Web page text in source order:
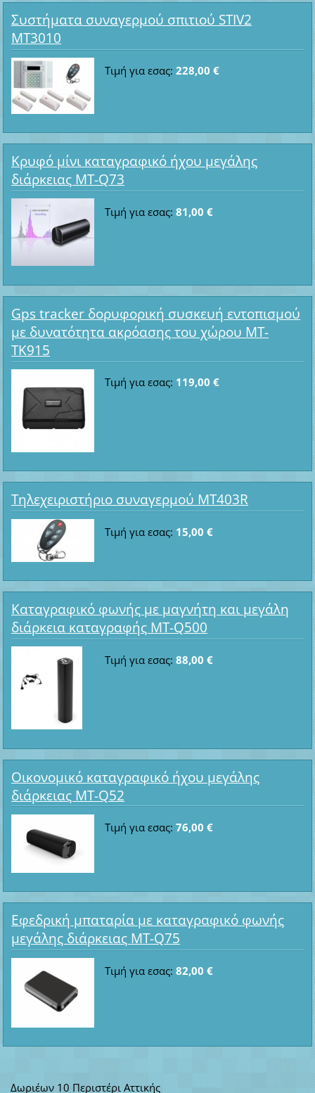
Συστήματα συναγερμού σπιτιού STIV2
MT3010
Τιμή για εσας: 228,00 €
Κρυφό μίνι καταγραφικό ήχου μεγάλης
διάρκειας MT-Q73
Τιμή για εσας: 81,00 €
Gps tracker δορυφορική συσκευή εντοπισμού
με δυνατότητα ακρόασης του χώρου MT-
TK915
Τιμή για εσας: 119,00 €
Τηλεχειριστήριο συναγερμού MT403R
Τιμή για εσας: 15,00 €
Καταγραφικό φωνής με μαγνήτη και μεγάλη
διάρκεια καταγραφής MT-Q500
Τιμή για εσας: 88,00 €
Οικονομικό καταγραφικό ήχου μεγάλης
διάρκειας MT-Q52
Τιμή για εσας: 76,00 €
Εφεδρική μπαταρία με καταγραφικό φωνής
μεγάλης διάρκειας MT-Q75
Τιμή για εσας: 82,00 €
Δωριέων 10 Περιστέρι Αττικής